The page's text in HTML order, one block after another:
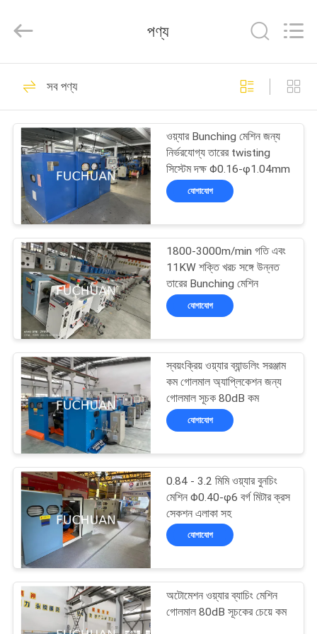
পণ্য
ভিডিও
ভিআর
শো
আমাদের
সম্পর্কে
কারখানা
পরিদর্শন
গুণমান
নিয়ন্ত্রণ
আমাদের
সাথে
যোগাযোগ
খবর
and
Mechanical
Rights
তামার তারের bunching
মেশিন
124
ওয়্যার মোচড়ের মেশিন
47
দুবার ঝাঁকান bunching
মেশিন
88
ওয়্যার bunching মেশিন
পণ্য
সব পণ্য
ওয়্যার Bunching মেশিন জন্য
নির্ভরযোগ্য তারের twisting
সিস্টেম দক্ষ Φ0.16-φ1.04mm
যোগাযোগ
1800-3000m/min গতি এবং
11KW শক্তি খরচ সঙ্গে উন্নত
তারের Bunching মেশিন
যোগাযোগ
স্বয়ংক্রিয় ওয়্যার ব্যান্ডলিং সরঞ্জাম
কম গোলমাল অ্যাপ্লিকেশন জন্য
গোলমাল সূচক 80dB কম
যোগাযোগ
0.84 - 3.2 মিমি ওয়্যার বুনচিং
মেশিন Φ0.40-φ6 বর্গ মিটার ক্রস
সেকশন এলাকা সহ
যোগাযোগ
অটোমেশন ওয়্যার ব্যাচিং মেশিন
গোলমাল 80dB সূচকের চেয়ে কম